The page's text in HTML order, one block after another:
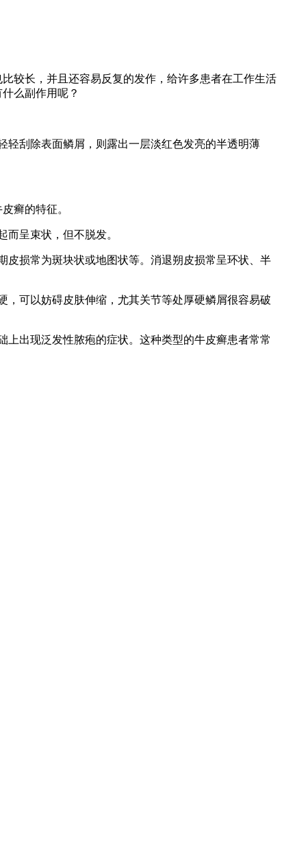
较长，并且还容易反复的发作，给许多患者在工作生活
么副作用呢？
轻刮除表面鳞屑，则露出一层淡红色发亮的半透明薄
癣的特征。
呈束状，但不脱发。
皮损常为斑块状或地图状等。消退朔皮损常呈环状、半
可以妨碍皮肤伸缩，尤其关节等处厚硬鳞屑很容易破
出现泛发性脓疱的症状。这种类型的牛皮癣患者常常